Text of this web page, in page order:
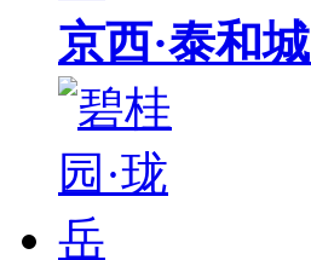
京西·泰和城